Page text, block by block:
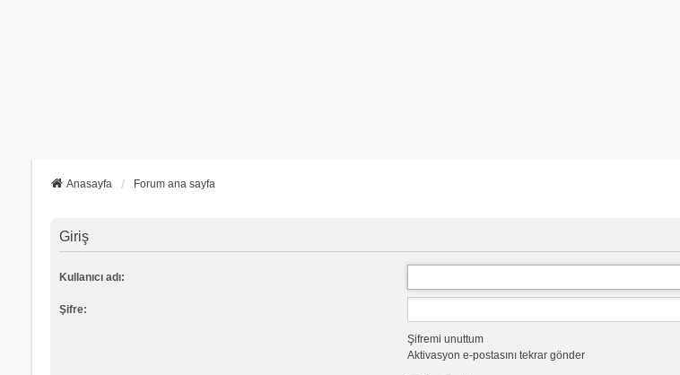
Anasayfa Forum ana sayfa
Giriş
Kullanıcı adı:
Şifre:
Şifremi unuttum
Aktivasyon e-postasını tekrar gönder